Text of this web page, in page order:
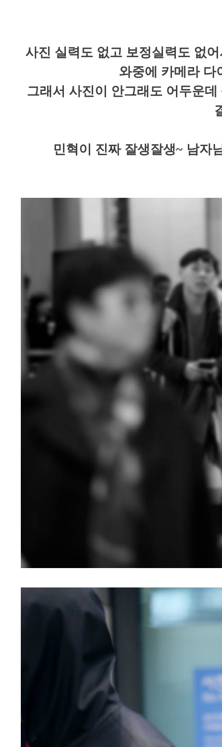
사진 실력도 없고 보정실력도 없
와중에 카메라 다
그래서 사진이 안그래도 어두운
민혁이 진짜 잘생잘생~ 남자